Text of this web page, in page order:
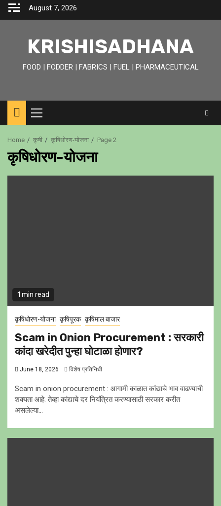
Skip
August 7, 2026
KRISHISADHANA
FOOD | FODDER | FABRICS | FUEL | PHARMACEUTICAL
Primary
Menu
Home कृषी कृषिधोरण-योजना Page 2
कृषिधोरण-योजना
1 min read
कृषिधोरण-योजना कृषिपूरक कृषिमाल बाजार
Scam in Onion Procurement : सरकारी
कांदा खरेदीत पुन्हा घोटाळा होणार?
June 18, 2026 विशेष प्रतिनिधी
Scam in onion procurement : आगामी काळात कांद्याचे भाव वाढण्याची
शक्यता आहे. तेव्हा कांद्याचे दर नियंत्रित करण्यासाठी सरकार करीत
असलेल्या...